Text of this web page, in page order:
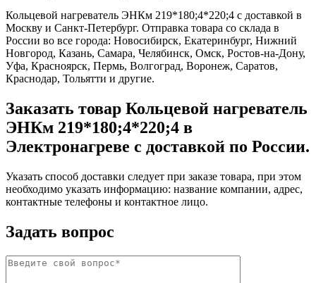
Кольцевой нагреватель ЭНКм 219*180;4*220;4 с доставкой в
Москву и Санкт-Петербург. Отправка товара со склада в
России во все города: Новосибирск, Екатеринбург, Нижний
Новгород, Казань, Самара, Челябинск, Омск, Ростов-на-Дону,
Уфа, Красноярск, Пермь, Волгоград, Воронеж, Саратов,
Краснодар, Тольятти и другие.
Заказать товар Кольцевой нагреватель
ЭНКм 219*180;4*220;4 в
Электронагреве с доставкой по России.
Указать способ доставки следует при заказе товара, при этом
необходимо указать информацию: название компании, адрес,
контактные телефоны и контактное лицо.
Задать вопрос